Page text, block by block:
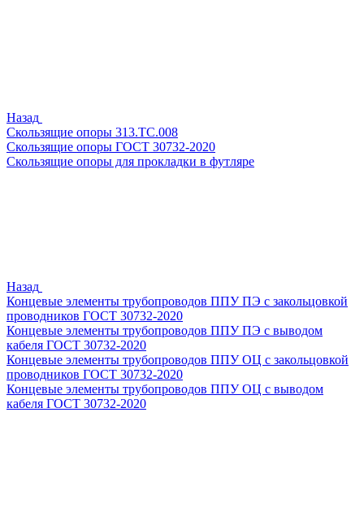
Назад
Скользящие опоры 313.ТС.008
Скользящие опоры ГОСТ 30732-2020
Скользящие опоры для прокладки в футляре
Назад
Концевые элементы трубопроводов ППУ ПЭ с закольцовкой
проводников ГОСТ 30732-2020
Концевые элементы трубопроводов ППУ ПЭ с выводом
кабеля ГОСТ 30732-2020
Концевые элементы трубопроводов ППУ ОЦ с закольцовкой
проводников ГОСТ 30732-2020
Концевые элементы трубопроводов ППУ ОЦ с выводом
кабеля ГОСТ 30732-2020